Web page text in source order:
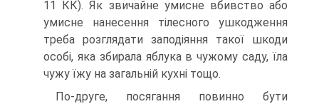
11 КК). Як звичайне умисне вбивство або
умисне нанесення тілесного ушкодження
треба розглядати заподіяння такої шкоди
особі, яка збирала яблука в чужому саду, їла
чужу їжу на загальній кухні тощо.
По-друге, посягання повинно бути